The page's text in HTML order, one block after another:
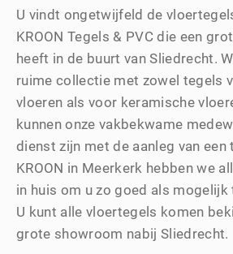
U vindt ongetwijfeld de
KROON Tegels & PVC die een
heeft in de buurt van Sliedrecht.
ruime collectie met zowel tegels
vloeren als voor keramische
kunnen onze vakbekwame
dienst zijn met de aanleg van een
KROON in Meerkerk hebben we
in huis om u zo goed als mogelijk
U kunt alle vloertegels komen
grote showroom nabij Sliedrecht.